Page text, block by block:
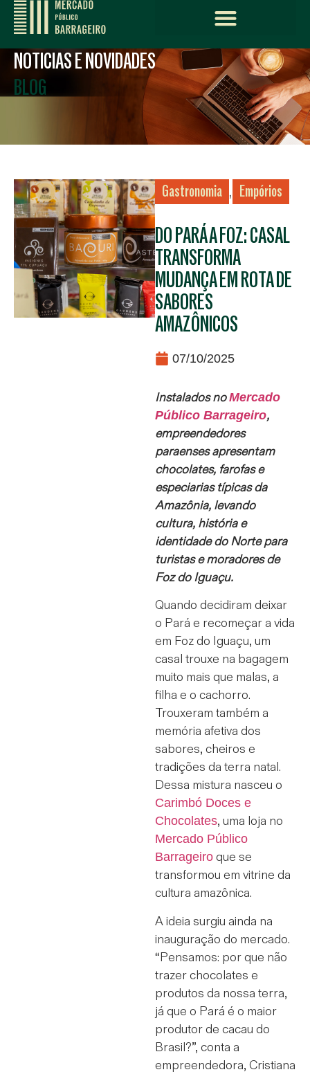
NOTICIAS E NOVIDADES
BLOG
Gastronomia , Empórios
DO PARÁ A FOZ: CASAL
TRANSFORMA
MUDANÇA EM ROTA DE
SABORES
AMAZÔNICOS
07/10/2025
Instalados noMercado
Público Barrageiro,
empreendedores
paraenses apresentam
chocolates, farofas e
especiarias típicas da
Amazônia, levando
cultura, história e
identidade do Norte para
turistas e moradores de
Foz do Iguaçu.
Quando decidiram deixar
o Pará e recomeçar a vida
em Foz do Iguaçu, um
casal trouxe na bagagem
muito mais que malas, a
filha e o cachorro.
Trouxeram também a
memória afetiva dos
sabores, cheiros e
tradições da terra natal.
Dessa mistura nasceu o
Carimbó Doces e
Chocolates, uma loja no
Mercado Público
Barrageiro que se
transformou em vitrine da
cultura amazônica.
A ideia surgiu ainda na
inauguração do mercado.
“Pensamos: por que não
trazer chocolates e
produtos da nossa terra,
já que o Pará é o maior
produtor de cacau do
Brasil?”, conta a
empreendedora, Cristiana